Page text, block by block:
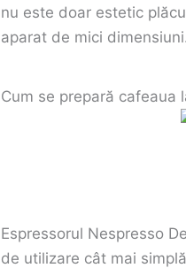
nu este doar estetic
aparat de mici
Cum se prepară cafeaua
Espressorul Nespresso
de utilizare cât mai